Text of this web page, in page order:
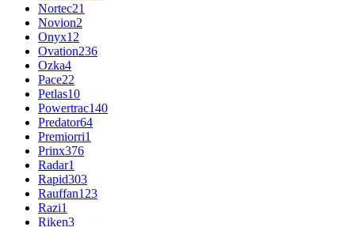
Nortec21
Novion2
Onyx12
Ovation236
Ozka4
Pace22
Petlas10
Powertrac140
Predator64
Premiorri1
Prinx376
Radar1
Rapid303
Rauffan123
Razi1
Riken3